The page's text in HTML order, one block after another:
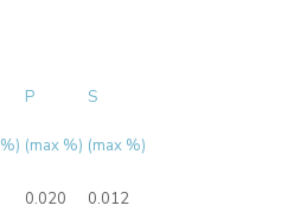
P
(max %)
S
(max %)
0.020 0.012